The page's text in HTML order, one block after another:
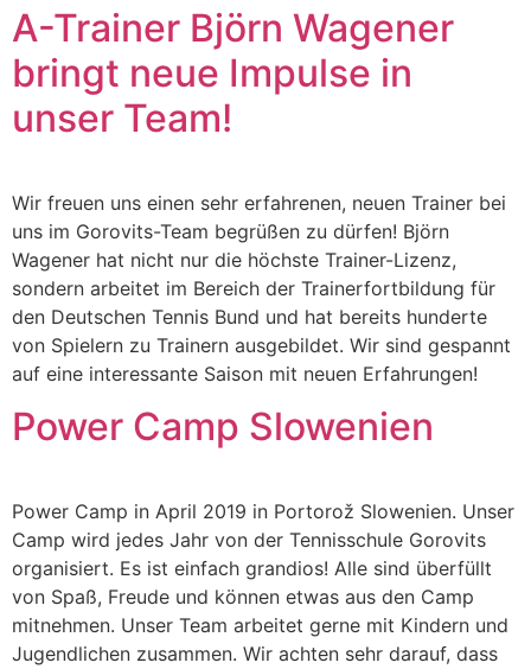
A-Trainer Björn Wagener
bringt neue Impulse in
unser Team!
Wir freuen uns einen sehr erfahrenen, neuen Trainer bei
uns im Gorovits-Team begrüßen zu dürfen! Björn
Wagener hat nicht nur die höchste Trainer-Lizenz,
sondern arbeitet im Bereich der Trainerfortbildung für
den Deutschen Tennis Bund und hat bereits hunderte
von Spielern zu Trainern ausgebildet. Wir sind gespannt
auf eine interessante Saison mit neuen Erfahrungen!
Power Camp Slowenien
Power Camp in April 2019 in Portorož Slowenien. Unser
Camp wird jedes Jahr von der Tennisschule Gorovits
organisiert. Es ist einfach grandios! Alle sind überfüllt
von Spaß, Freude und können etwas aus den Camp
mitnehmen. Unser Team arbeitet gerne mit Kindern und
Jugendlichen zusammen. Wir achten sehr darauf, dass